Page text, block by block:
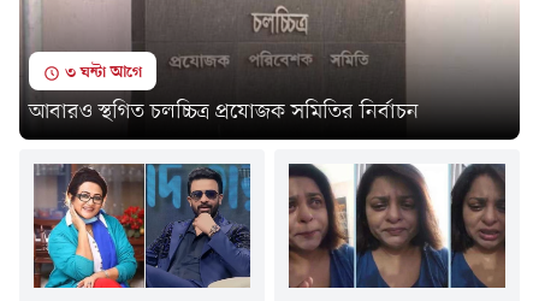
৩ ঘন্টা আগে
আবারও স্থগিত চলচ্চিত্র প্রযোজক সমিতির নির্বাচন